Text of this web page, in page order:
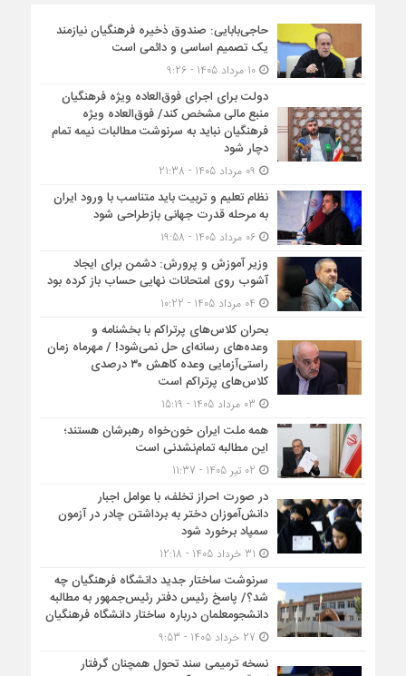
حاجی‌بابایی: صندوق ذخیره فرهنگیان نیازمند
یک تصمیم اساسی و دائمی است
10 مرداد 1405 - 9:26
دولت برای اجرای فوق‌العاده ویژه فرهنگیان
منبع مالی مشخص کند/ فوق‌العاده ویژه
فرهنگیان نباید به سرنوشت مطالبات نیمه‌ تمام
دچار شود
نظام تعلیم و تربیت باید متناسب با ورود ایران
به مرحله قدرت جهانی بازطراحی شود
06 مرداد 1405 - 19:58
وزیر آموزش و پرورش: دشمن برای ایجاد
آشوب روی امتحانات نهایی حساب باز کرده بود
بحران کلاس‌های پرتراکم با بخشنامه و
وعده‌های رسانه‌ای حل نمی‌شود! / مهرماه زمان
راستی‌آزمایی وعده کاهش ۳۰ درصدی
کلاس‌های پرتراکم است
همه ملت ایران خون‌خواه رهبرشان هستند؛
این مطالبه تمام‌نشدنی است
در صورت احراز تخلف، با عوامل اجبار
دانش‌آموزان دختر به برداشتن چادر در آزمون
سمپاد برخورد شود
سرنوشت ساختار جدید دانشگاه فرهنگیان چه
شد؟/ پاسخ رئیس دفتر رئیس‌جمهور به مطالبه
دانشجومعلمان درباره ساختار دانشگاه فرهنگیان
نسخه ترمیمی سند تحول همچنان گرفتار